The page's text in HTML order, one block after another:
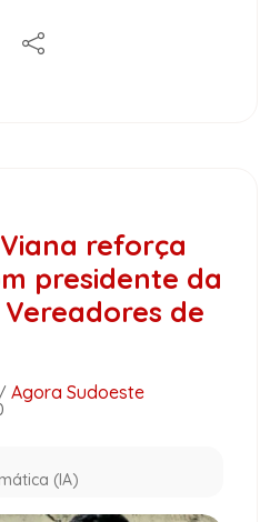
reforça
presidente da
de
/ Agora Sudoeste
(IA)